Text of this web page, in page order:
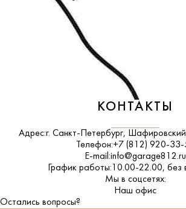
КОНТАКТЫ
Адрес:г. Санкт-Петербург,
Телефон:+7 (812) 920-33-
E-mail:info@garage812.ru
График работы: 10.00-22.00, без
Мы в соцсетях:
ВКонтакте
Наш офис
Остались вопросы?